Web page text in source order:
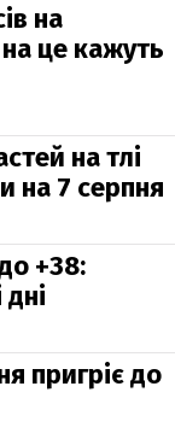
на
це кажуть
на тлі
на 7 серпня
+38:
пригріє до